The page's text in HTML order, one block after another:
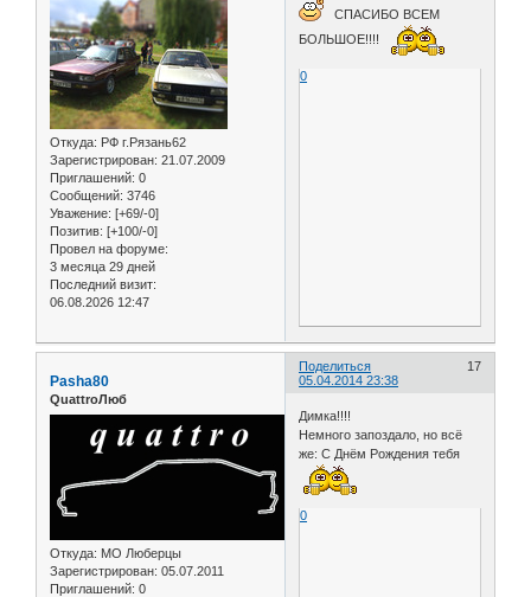
Откуда: РФ г.Рязань62
Зарегистрирован: 21.07.2009
Приглашений: 0
Сообщений: 3746
Уважение: [+69/-0]
Позитив: [+100/-0]
Провел на форуме:
3 месяца 29 дней
Последний визит:
06.08.2026 12:47
СПАСИБО ВСЕМ
БОЛЬШОЕ!!!!
0
Поделиться
17
05.04.2014 23:38
Pasha80
QuattroЛюб
Откуда: МО Люберцы
Зарегистрирован: 05.07.2011
Приглашений: 0
Димка!!!!
Немного запоздало, но всё
же: С Днём Рождения тебя
0